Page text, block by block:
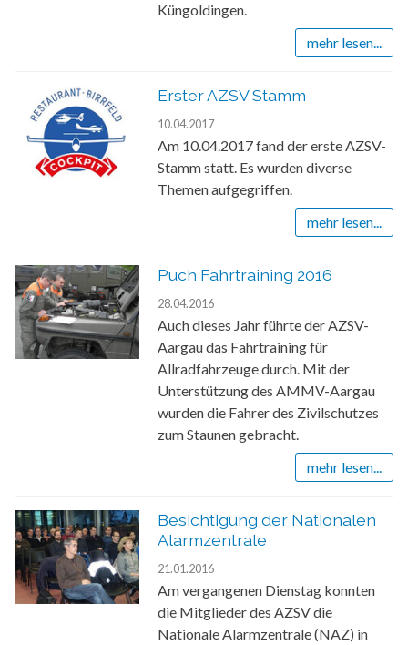
Küngoldingen.
mehr lesen...
Erster AZSV Stamm
10.04.2017
Am 10.04.2017 fand der erste AZSV-
Stamm statt. Es wurden diverse
Themen aufgegriffen.
mehr lesen...
Puch Fahrtraining 2016
28.04.2016
Auch dieses Jahr führte der AZSV-
Aargau das Fahrtraining für
Allradfahrzeuge durch. Mit der
Unterstützung des AMMV-Aargau
wurden die Fahrer des Zivilschutzes
zum Staunen gebracht.
mehr lesen...
Besichtigung der Nationalen
Alarmzentrale
21.01.2016
Am vergangenen Dienstag konnten
die Mitglieder des AZSV die
Nationale Alarmzentrale (NAZ) in